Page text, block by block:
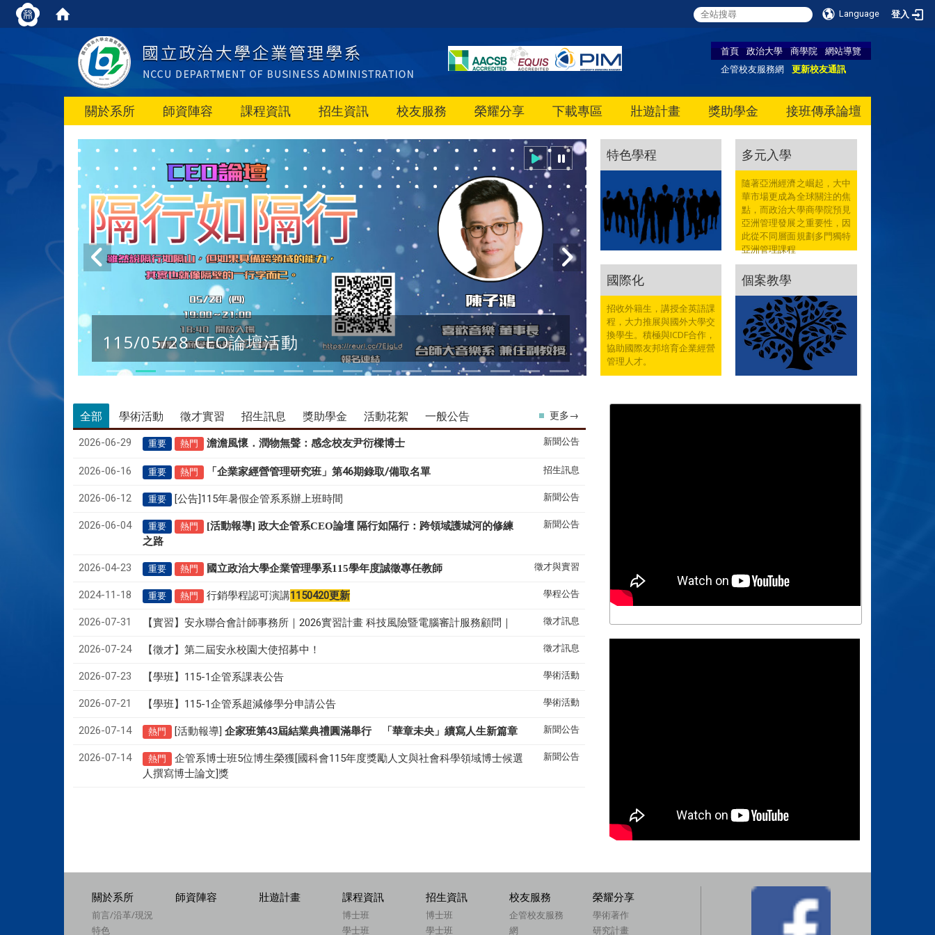
Language 登入
首頁 政治大學 商學院
網站導覽
企管校友服務網
更新校友通訊
關於系所 師資陣容 課程資訊 招生資訊 校友服務 榮耀分享 下載專區 壯遊計畫 獎助學金 接班傳承論壇
115/05/28 CEO論壇活動
特色學程 多元入學
隨著亞洲經濟之崛起，大中
華市場更成為全球關注的焦
點，而政治大學商學院預見
亞洲管理發展之重要性，因
此從不同層面規劃多門獨特
亞洲管理課程
國際化
招收外籍生，講授全英語課
程，大力推展與國外大學交
換學生。積極與ICDF合作，
協助國際友邦培育企業經營
管理人才。
個案教學
全部 學術活動 徵才實習 招生訊息 獎助學金 活動花絮 一般公告
2026-06-29 重要 熱門 澹澹風懷．潤物無聲： 感念校友尹衍樑博士 新聞公告
2026-06-16 重要 熱門 「企業家經營管理研究班」第46期錄取/備取名單 招生訊息
2026-06-12 重要 [公告]115年暑假企管系系辦上班時間 新聞公告
2026-06-04 重要 熱門
[活動報導] 政大企管系CEO論壇 隔行如隔行：跨領域護城河的修練
之路
新聞公告
2026-04-23 重要 熱門 國立政治大學企業管理學系115學年度誠徵專任教師 徵才與實習
2024-11-18 重要 熱門 行銷學程認可演講1150420更新 學程公告
2026-07-31 【實習】安永聯合會計師事務所｜2026實習計畫 科技風險暨電腦審計服務顧問｜ 徵才訊息
2026-07-24 【徵才】第二屆安永校園大使招募中！ 徵才訊息
2026-07-23 【學班】115-1企管系課表公告 學術活動
2026-07-21 【學班】115-1企管系超減修學分申請公告 學術活動
2026-07-14 熱門 [活動報導]企家班第43屆結業典禮圓滿舉行 「華章未央」續寫人生新篇章 新聞公告
2026-07-14 熱門
企管系博士班5位博生榮獲[國科會115年度獎勵人文與社會科學領域博士候選
人撰寫博士論文]獎
新聞公告
更多→
關於系所
前言/沿革/現況
特色
師資陣容 壯遊計畫 課程資訊
博士班
學士班
招生資訊
博士班
學士班
校友服務
企管校友服務
網
榮耀分享
學術著作
研究計畫